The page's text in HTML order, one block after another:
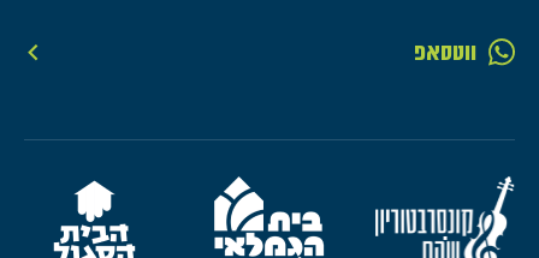
ווטסאפ